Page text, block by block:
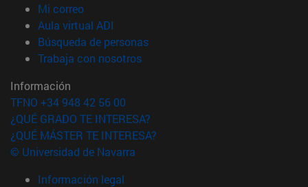
Mi correo(abre en nueva ventana)
Aula virtual ADI
Búsqueda de personas(abre en nueva ventana)
Trabaja con nosotros(abre en nueva ventana)
Información
TFNO +34 948 42 56 00
¿QUÉ GRADO TE INTERESA?
¿QUÉ MÁSTER TE INTERESA?
© Universidad de Navarra
Información legal